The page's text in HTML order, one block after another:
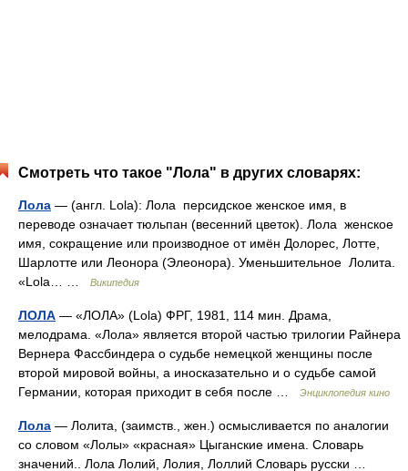
Смотреть что такое "Лола" в других словарях:
Лола — (англ. Lola): Лола персидское женское имя, в
переводе означает тюльпан (весенний цветок). Лола женское
имя, сокращение или производное от имён Долорес, Лотте,
Шарлотте или Леонора (Элеонора). Уменьшительное Лолита.
«Lola… …
Википедия
ЛОЛА — «ЛОЛА» (Lola) ФРГ, 1981, 114 мин. Драма,
мелодрама. «Лола» является второй частью трилогии Райнера
Вернера Фассбиндера о судьбе немецкой женщины после
второй мировой войны, а иносказательно и о судьбе самой
Германии, которая приходит в себя после …
Энциклопедия кино
Лола — Лолита, (заимств., жен.) осмысливается по аналогии
со словом «Лолы» «красная» Цыганские имена. Словарь
значений.. Лола Лолий, Лолия, Лоллий Словарь русски …